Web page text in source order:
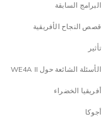
البرامج السابقة
قصص النجاح الأفريقية
تأثير
الأسئلة الشائعة حول WE4A II
أفريقيا الخضراء
أجوكا